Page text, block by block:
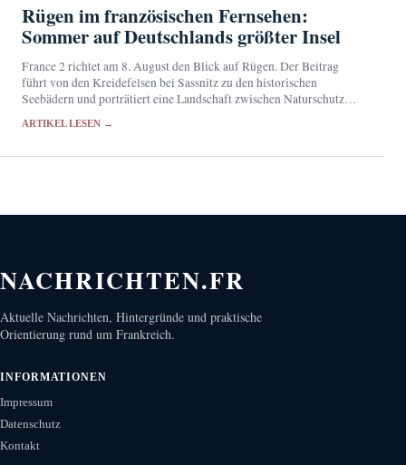
Rügen im französischen Fernsehen:
Sommer auf Deutschlands größter Insel
France 2 richtet am 8. August den Blick auf Rügen. Der Beitrag
führt von den Kreidefelsen bei Sassnitz zu den historischen
Seebädern und porträtiert eine Landschaft zwischen Naturschutz
ARTIKEL LESEN →
NACHRICHTEN.FR
Aktuelle Nachrichten, Hintergründe und praktische
Orientierung rund um Frankreich.
INFORMATIONEN
Impressum
Datenschutz
Kontakt